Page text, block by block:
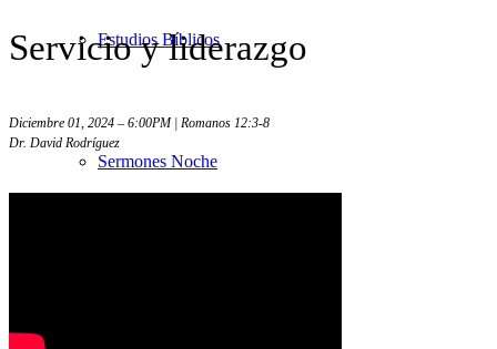
Estudios Bíblicos
Sermones Noche
Servicio y liderazgo
Diciembre 01, 2024 – 6:00PM | Romanos 12:3-8
Dr. David Rodríguez